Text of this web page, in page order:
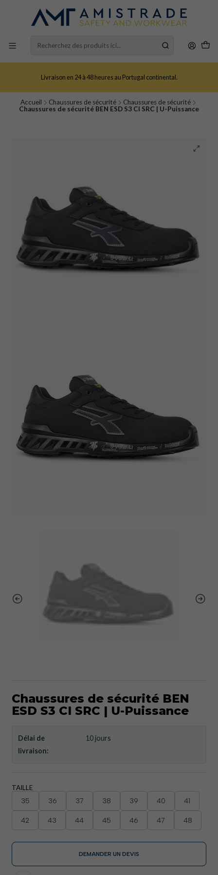
Livraison en 24 à 48 heures au Portugal continental.
Accueil Chaussures de sécurité
Chaussures de sécurité
Chaussures de sécurité BEN ESD S3 CI SRC | U-Puissance
Chaussures de sécurité BEN
ESD S3 CI SRC | U-Puissance
Délai de
livraison:
10 jours
TAILLE
35 36 37 38 39 40 41
42 43 44 45 46 47 48
DEMANDER UN DEVIS